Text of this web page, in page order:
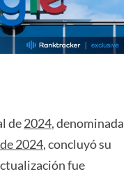
de2024, denominada
2024, concluyó su
fue